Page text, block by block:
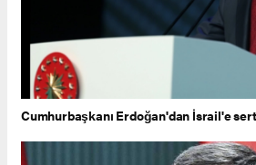
Cumhurbaşkanı Erdoğan'dan İsrail'e